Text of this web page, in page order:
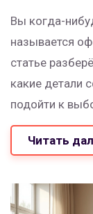
Вы когда-
называется
статье
какие детали
подойти к
терминов —
реальные
Читать